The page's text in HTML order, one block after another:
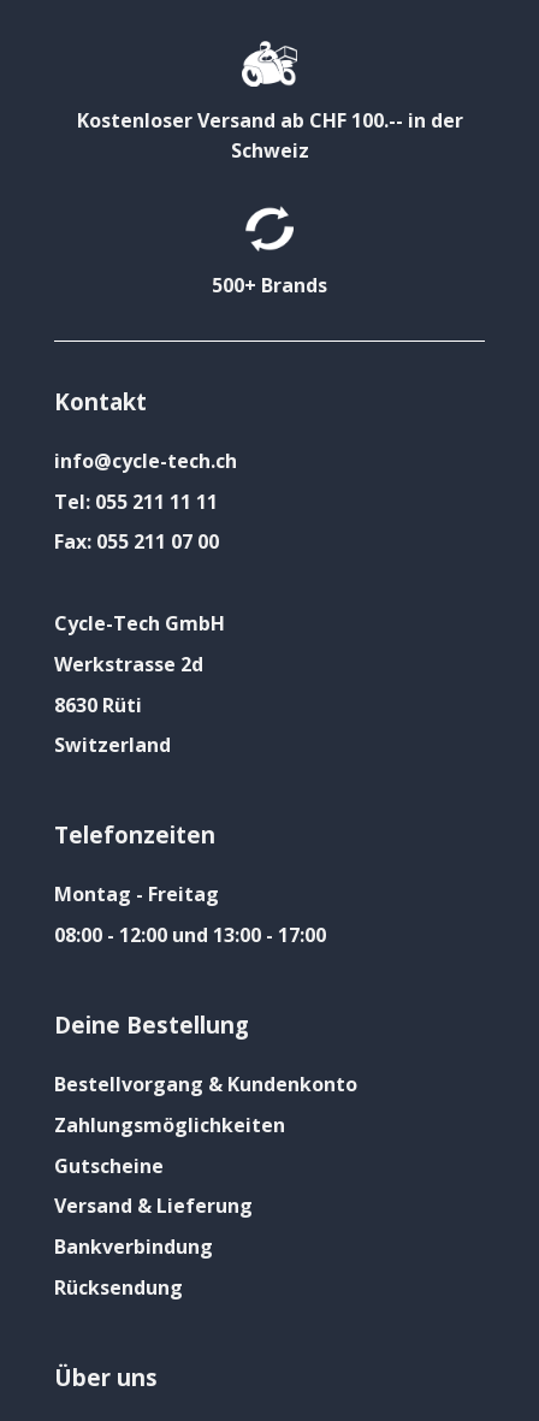
Kostenloser Versand ab CHF 100.-- in der
Schweiz
500+ Brands
Kontakt
info@cycle-tech.ch
Tel: 055 211 11 11
Fax: 055 211 07 00
Cycle-Tech GmbH
Werkstrasse 2d
8630 Rüti
Switzerland
Telefonzeiten
Montag - Freitag
08:00 - 12:00 und 13:00 - 17:00
Deine Bestellung
Bestellvorgang & Kundenkonto
Zahlungsmöglichkeiten
Gutscheine
Versand & Lieferung
Bankverbindung
Rücksendung
Über uns